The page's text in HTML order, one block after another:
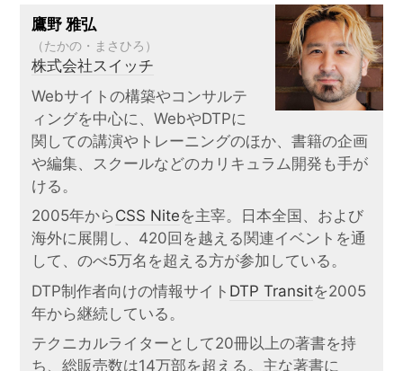
鷹野 雅弘
（たかの・まさひろ）
株式会社スイッチ
Webサイトの構築やコンサルテ
ィングを中心に、WebやDTPに
関しての講演やトレーニングのほか、書籍の企画
や編集、スクールなどのカリキュラム開発も手が
ける。
2005年からCSS Niteを主宰。日本全国、および
海外に展開し、420回を越える関連イベントを通
して、のべ5万名を超える方が参加している。
DTP制作者向けの情報サイト DTP Transitを2005
年から継続している。
テクニカルライターとして20冊以上の著書を持
ち、総販売数は14万部を超える。主な著書に